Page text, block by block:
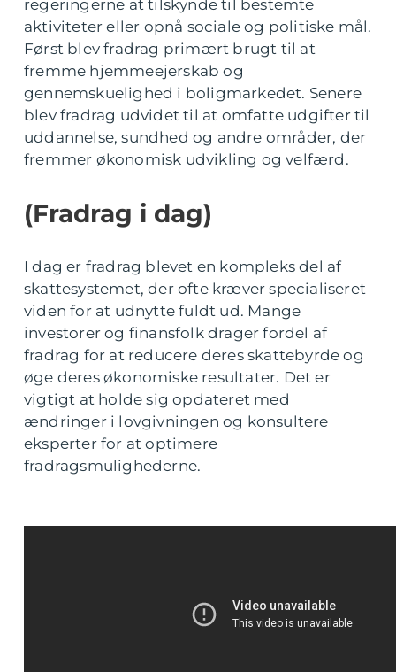
regeringerne at tilskynde til bestemte
aktiviteter eller opnå sociale og politiske mål.
Først blev fradrag primært brugt til at
fremme hjemmeejerskab og
gennemskuelighed i boligmarkedet. Senere
blev fradrag udvidet til at omfatte udgifter til
uddannelse, sundhed og andre områder, der
fremmer økonomisk udvikling og velfærd.
(Fradrag i dag)
I dag er fradrag blevet en kompleks del af
skattesystemet, der ofte kræver specialiseret
viden for at udnytte fuldt ud. Mange
investorer og finansfolk drager fordel af
fradrag for at reducere deres skattebyrde og
øge deres økonomiske resultater. Det er
vigtigt at holde sig opdateret med
ændringer i lovgivningen og konsultere
eksperter for at optimere
fradragsmulighederne.